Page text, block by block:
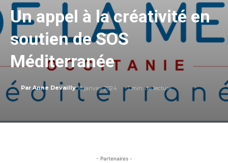
Un appel à la créativité en
soutien de SOS
Méditerranée
Par Anne Devailly 18 janvier 2024 1min. de lecture
- Partenaires -